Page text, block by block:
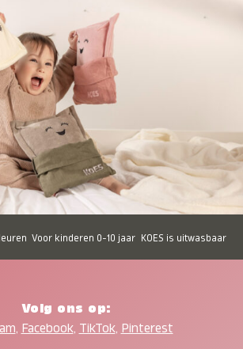
Voor kinderen 0-10 jaar KOES is uitwasbaar
Volg ons op:
, Facebook, TikTok, Pinterest